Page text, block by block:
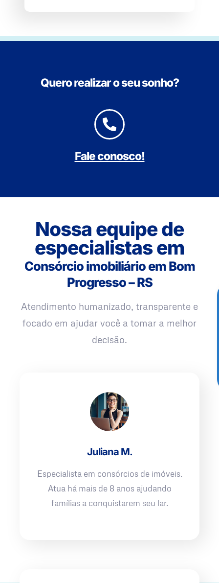
Quero realizar o seu sonho?
Fale conosco!
Nossa equipe de
especialistas em
Consórcio imobiliário em Bom
Progresso – RS
Atendimento humanizado, transparente e
focado em ajudar você a tomar a melhor
decisão.
Juliana M.
Especialista em consórcios de imóveis.
Atua há mais de 8 anos ajudando
famílias a conquistarem seu lar.